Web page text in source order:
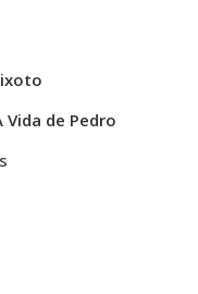
Vida de Pedro